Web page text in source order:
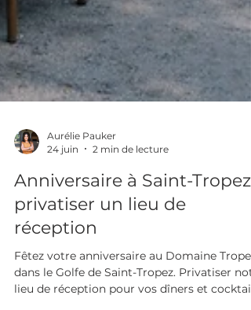
Aurélie Pauker
Anniversaire à Saint-Tropez :
privatiser un lieu de